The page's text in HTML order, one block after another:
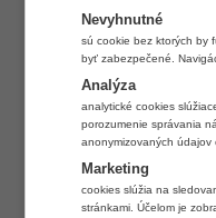
úspešne
pokračujte v
Ak sa
postupujte
Nevyhnutné
sú cookie bez ktorých by
byť zabezpečené.
Analýza
analytické cookies
porozumenie správania
anonymizovaných údajov
Marketing
cookies slúžia na
stránkami. Účelom je